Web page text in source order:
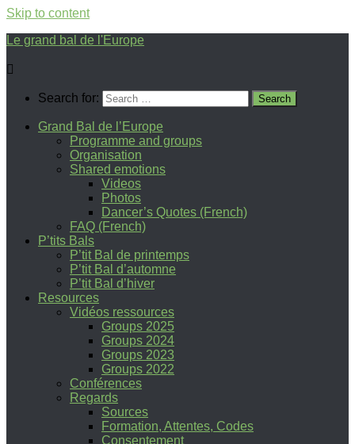
Skip to content
Le grand bal de l'Europe
Search for:
Grand Bal de l’Europe
Programme and groups
Organisation
Shared emotions
Videos
Photos
Dancer’s Quotes (French)
FAQ (French)
P’tits Bals
P’tit Bal de printemps
P’tit Bal d’automne
P’tit Bal d’hiver
Resources
Vidéos ressources
Groups 2025
Groups 2024
Groups 2023
Groups 2022
Conférences
Regards
Sources
Formation, Attentes, Codes
Consentement